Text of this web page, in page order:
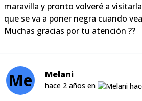
maravilla y pronto volveré a
que se va a poner negra cuando
Muchas gracias por tu atención ??
Me Melani
hace 2 años en